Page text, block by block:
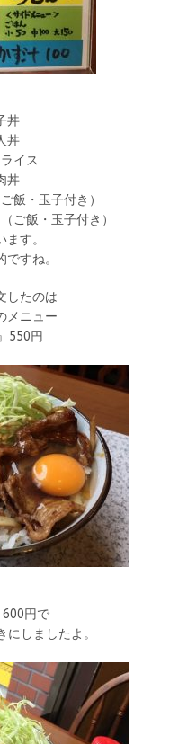
丼
丼
イス
丼
飯・玉子付き）
ご飯・玉子付き）
ます。
すね。
したのは
メニュー
550円
600円で
しましたよ。